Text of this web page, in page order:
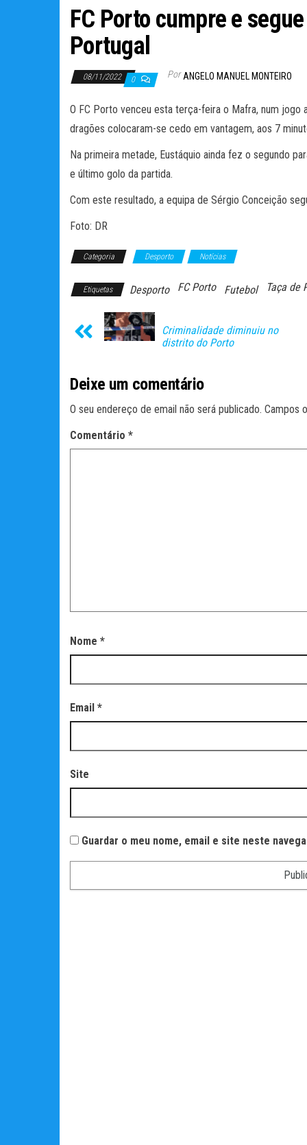
FC Porto cumpre e
Portugal
08/11/2022 0 Por ANGELO MANUEL MONTEIRO
O FC Porto venceu esta terça-feira o Mafra, num jogo
dragões colocaram-se cedo em vantagem, aos 7
Na primeira metade, Eustáquio ainda fez o segundo
e último golo da partida.
Com este resultado, a equipa de Sérgio Conceição
Foto: DR
Categoria Desporto Notícias
Etiquetas Desporto FC Porto Futebol Taça de
Criminalidade diminuiu no
distrito do Porto
Deixe um comentário
O seu endereço de email não será publicado. Campos
Comentário *
Nome *
Email *
Site
Guardar o meu nome, email e site neste